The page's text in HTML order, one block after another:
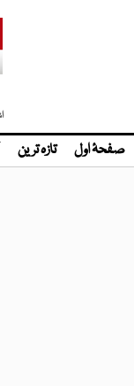
صفحۂ اول تازہ ترین